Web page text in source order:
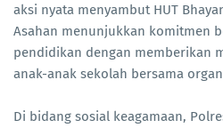
aksi nyata menyambut HUT
Asahan menunjukkan komitmen
pendidikan dengan memberikan
anak-anak sekolah bersama
Di bidang sosial keagamaan,